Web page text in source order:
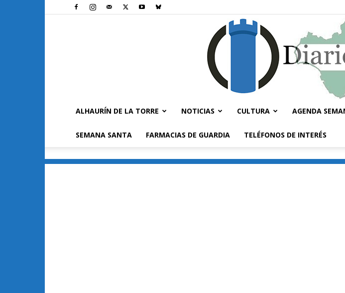
ALHAURÍN DE LA TORRE NOTICIAS CULTURA AGENDA
SEMANA SANTA FARMACIAS DE GUARDIA TELÉFONOS DE INTERÉS